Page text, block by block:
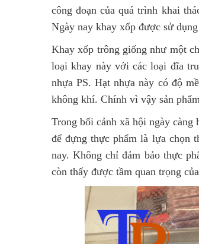
công đoạn của quá trình khai
Ngày nay khay xốp được sử
Khay xốp trông giống như một
loại khay này với các loại đĩa
nhựa PS. Hạt nhựa này có độ
không khí. Chính vì vậy sản
Trong bối cảnh xã hội ngày
để đựng thực phẩm là lựa chọn
nay. Không chỉ đảm bảo thực
còn thấy được tầm quan trọng